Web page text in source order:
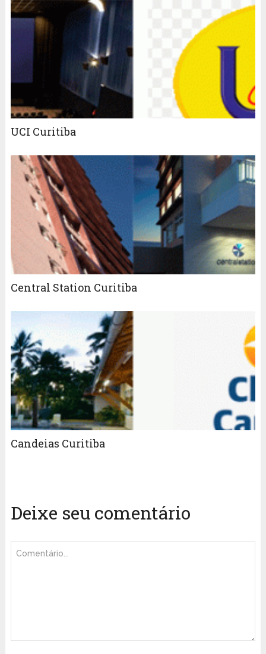
UCI Curitiba
Central Station Curitiba
Candeias Curitiba
Deixe seu comentário